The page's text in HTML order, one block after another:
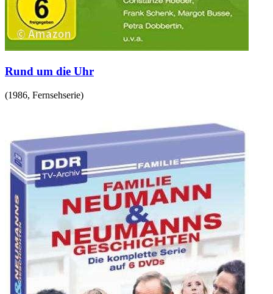
Rund um die Uhr
(1986, Fernsehserie)